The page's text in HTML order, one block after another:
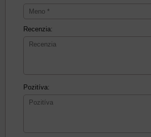
Recenzia:
Pozitíva: